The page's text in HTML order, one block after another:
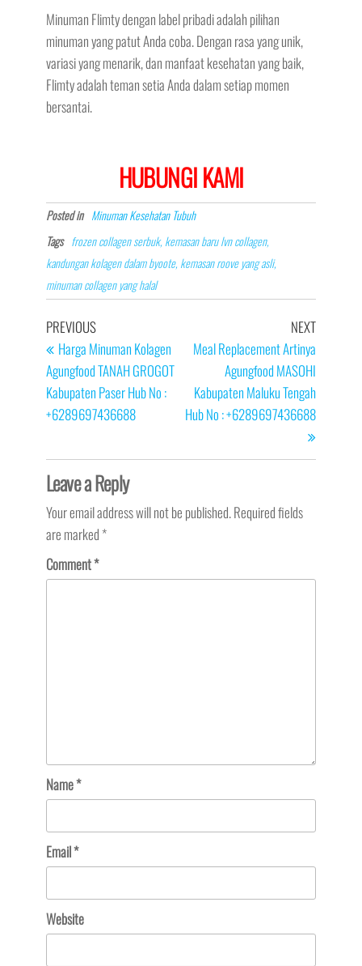
Minuman Flimty dengan label pribadi adalah pilihan
minuman yang patut Anda coba. Dengan rasa yang unik,
variasi yang menarik, dan manfaat kesehatan yang baik,
Flimty adalah teman setia Anda dalam setiap momen
bersantai.
HUBUNGI KAMI
Posted in Minuman Kesehatan Tubuh
Tags frozen collagen serbuk, kemasan baru lvn collagen,
kandungan kolagen dalam byoote, kemasan roove yang asli,
minuman collagen yang halal
Post
navigation
Previous
Post
PREVIOUS
Harga Minuman Kolagen
Agungfood TANAH GROGOT
Kabupaten Paser Hub No :
+6289697436688
Next
NEXT
Meal Replacement Artinya
Agungfood MASOHI
Kabupaten Maluku Tengah
Hub No : +6289697436688
Leave a Reply
Your email address will not be published.Required fields
are marked*
Comment*
Name*
Email*
Website